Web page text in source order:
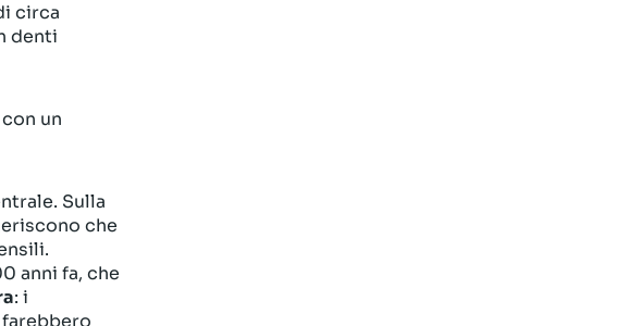
circa
denti
con un
Sulla
che
anni fa, che
: i